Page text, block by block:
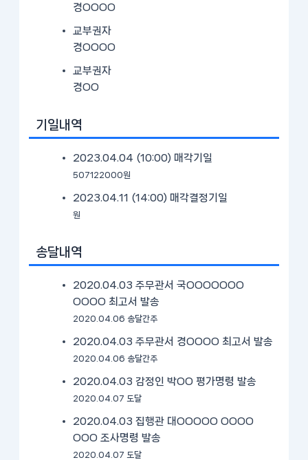
경OOOO
교부권자
경OOOO
교부권자
경OO
기일내역
2023.04.04 (10:00) 매각기일
507122000원
2023.04.11 (14:00) 매각결정기일
원
송달내역
2020.04.03 주무관서 국OOOOOOO
OOOO 최고서 발송
2020.04.06 송달간주
2020.04.03 주무관서 경OOOO 최고서 발송
2020.04.06 송달간주
2020.04.03 감정인 박OO 평가명령 발송
2020.04.07 도달
2020.04.03 집행관 대OOOOO OOOO
OOO 조사명령 발송
2020.04.07 도달